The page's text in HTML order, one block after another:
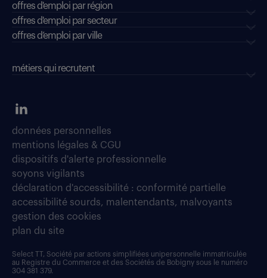
offres d'emploi par région
offres d'emploi par secteur
offres d’emploi par ville
métiers qui recrutent
données personnelles
mentions légales & CGU
dispositifs d'alerte professionnelle
soyons vigilants
déclaration d'accessibilité : conformité partielle
accessibilité sourds, malentendants, malvoyants
gestion des cookies
plan du site
Select TT, Société par actions simplifiées unipersonnelle immatriculée
au Registre du Commerce et des Sociétés de Bobigny sous le numéro
304 381 379.